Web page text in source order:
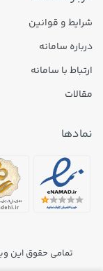
شرایط و قوانین
درباره سامانه
ارتباط با سامانه
مقالات
نمادها
تمامی حقوق این